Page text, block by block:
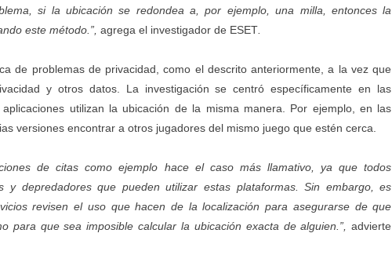
si la ubicación se redondea a, por ejemplo, una milla, entonces la
este método.”, agrega el investigador de ESET.
de problemas de privacidad, como el descrito anteriormente, a la vez que
y otros datos. La investigación se centró específicamente en las
utilizan la ubicación de la misma manera. Por ejemplo, en las
versiones encontrar a otros jugadores del mismo juego que estén cerca.
de citas como ejemplo hace el caso más llamativo, ya que todos
y depredadores que pueden utilizar estas plataformas. Sin embargo, es
revisen el uso que hacen de la localización para asegurarse de que
para que sea imposible calcular la ubicación exacta de alguien.”,advierte